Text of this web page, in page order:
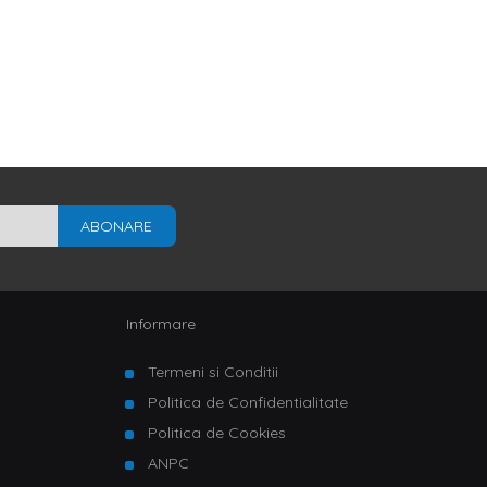
ABONARE
Informare
Termeni si Conditii
Politica de Confidentialitate
Politica de Cookies
ANPC